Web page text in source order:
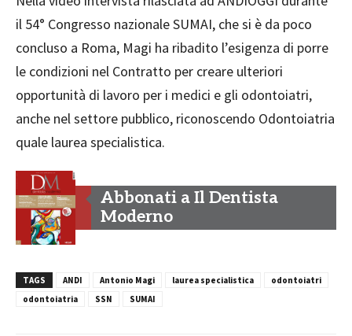
il 54° Congresso nazionale SUMAI, che si è da poco
concluso a Roma, Magi ha ribadito l’esigenza di porre
le condizioni nel Contratto per creare ulteriori
opportunità di lavoro per i medici e gli odontoiatri,
anche nel settore pubblico, riconoscendo Odontoiatria
quale laurea specialistica.
Abbonati a Il Dentista
Moderno
TAGS ANDI Antonio Magi laurea specialistica
odontoiatri
odontoiatria
SSN SUMAI